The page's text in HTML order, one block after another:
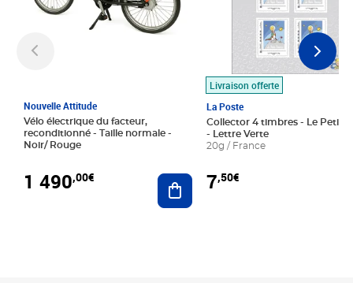
Nouvelle Attitude
Vélo électrique du facteur,
reconditionné - Taille normale -
Noir/ Rouge
1 490,00€ Ajouter au panier
Livraison offerte
La Poste
Collector 4 timbres - Le Petit
- Lettre Verte
20g / France
7,50€